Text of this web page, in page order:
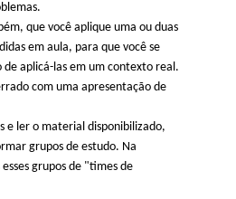
que você aplique uma ou duas
em aula, para que você se
aplicá-las em um contexto real.
com uma apresentação de
e ler o material disponibilizado,
grupos de estudo. Na
esses grupos de "times de